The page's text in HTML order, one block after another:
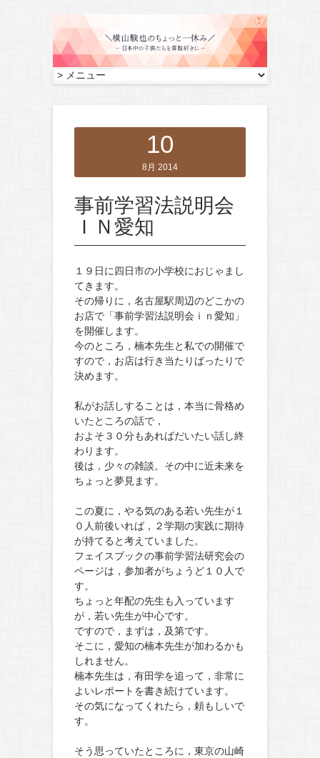
10
8月 2014
事前学習法説明会
ＩＮ愛知
１９日に四日市の小学校におじゃまし
てきます。
その帰りに，名古屋駅周辺のどこかの
お店で「事前学習法説明会ｉｎ愛知」
を開催します。
今のところ，楠本先生と私での開催で
すので，お店は行き当たりばったりで
決めます。
私がお話しすることは，本当に骨格め
いたところの話で，
およそ３０分もあればだいたい話し終
わります。
後は，少々の雑談。その中に近未来を
ちょっと夢見ます。
この夏に，やる気のある若い先生が１
０人前後いれば，２学期の実践に期待
が持てると考えていました。
フェイスブックの事前学習法研究会の
ページは，参加者がちょうど１０人で
す。
ちょっと年配の先生も入っています
が，若い先生が中心です。
ですので，まずは，及第です。
そこに，愛知の楠本先生が加わるかも
しれません。
楠本先生は，有田学を追って，非常に
よいレポートを書き続けています。
その気になってくれたら，頼もしいで
す。
そう思っていたところに，東京の山崎